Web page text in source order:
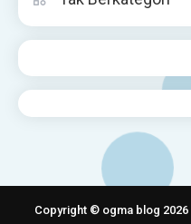
Copyright © ogma blog 2026